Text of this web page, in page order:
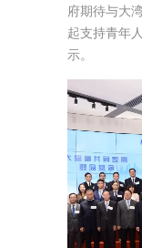
府期待与大
起支持青年
示。